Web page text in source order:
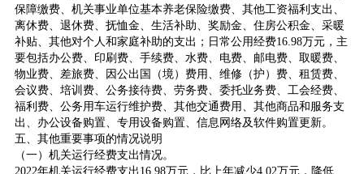
保障缴费、机关事业单位基本养老保险缴费、其他工资福利支出、
离休费、退休费、抚恤金、生活补助、奖励金、住房公积金、采暖
补贴、其他对个人和家庭补助的支出；日常公用经费16.98万元，主
要包括办公费、印刷费、手续费、水费、电费、邮电费、取暖费、
物业费、差旅费、因公出国（境）费用、维修（护）费、租赁费、
会议费、培训费、公务接待费、劳务费、委托业务费、工会经费、
福利费、公务用车运行维护费、其他交通费用、其他商品和服务支
出、办公设备购置、专用设备购置、信息网络及软件购置更新。
五、其他重要事项的情况说明
（一）机关运行经费支出情况。
2022年机关运行经费支出16.98万元，比上年减少4.02万元，降低